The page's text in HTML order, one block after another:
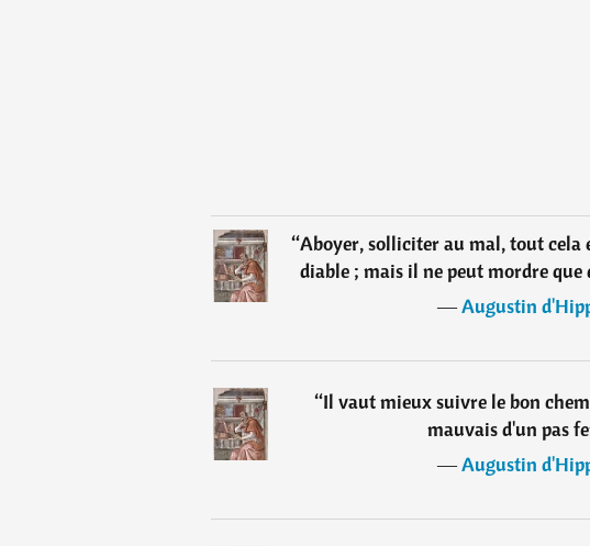
“Aboyer, solliciter au mal, tout cela
diable ; mais il ne peut mordre
―Augustin
“Il vaut mieux suivre le bon
mauvais d'un pas
―Augustin